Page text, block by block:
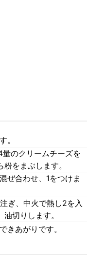
。
のクリームチーズを
をまぶします。
ぜ合わせ、1をつけま
ぎ、中火で熱し2を入
切りします。
きあがりです。